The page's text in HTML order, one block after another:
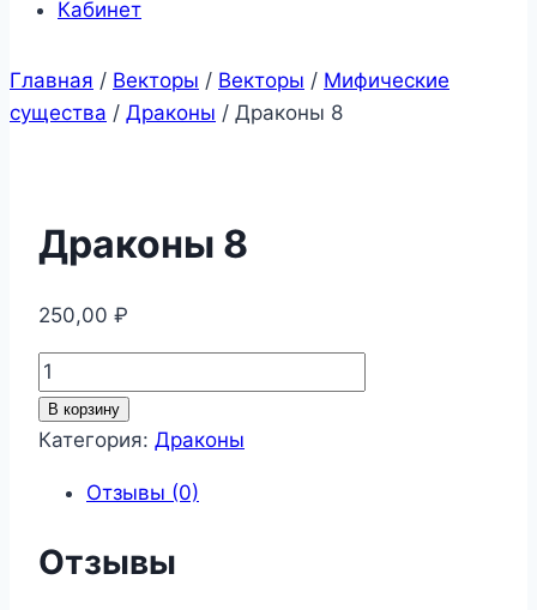
Кабинет
Главная / Векторы / Векторы / Мифические
существа / Драконы / Драконы 8
Драконы 8
250,00 ₽
Количество
товара
Драконы
В корзину
Категория: Драконы
Отзывы (0)
Отзывы